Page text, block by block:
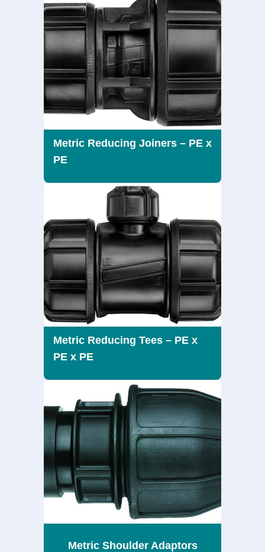
Metric Reducing Joiners – PE x
PE
Metric Reducing Tees – PE x
PE x PE
Metric Shoulder Adaptors